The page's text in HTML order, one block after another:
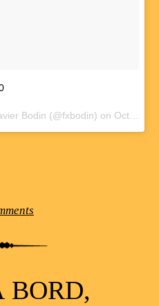
Bodin (@fxbodin) on Oct 2, 2016 at 3:42am PDT
BORD,